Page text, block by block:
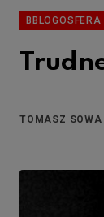
BBLOGOSFERA
TOMASZ SOWA